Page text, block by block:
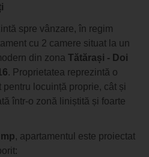
spre vânzare, în regim
cu 2 camere situat la un
din zona Tătărași - Doi
. Proprietatea reprezintă o
locuință proprie, cât și
într-o zonă liniștită și foarte
, apartamentul este proiectat